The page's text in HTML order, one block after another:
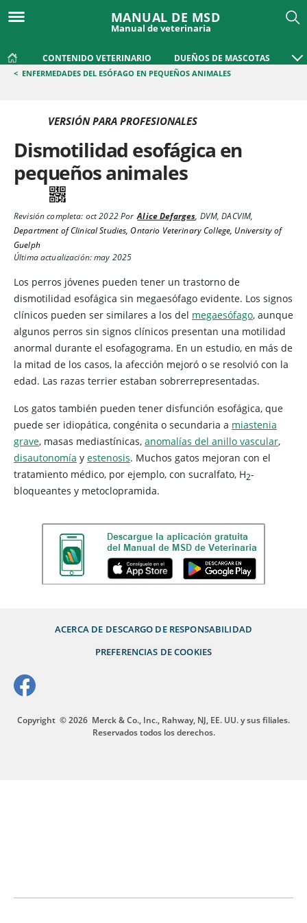
MANUAL DE MSD
Manual de veterinaria
CONTENIDO VETERINARIO DUEÑOS DE MASCOTAS
< ENFERMEDADES DEL ESÓFAGO EN PEQUEÑOS ANIMALES
VERSIÓN PARA PROFESIONALES
Dismotilidad esofágica en
pequeños animales
Revisión completa: oct 2022Por Alice Defarges, DVM, DACVIM,
Department of Clinical Studies, Ontario Veterinary College, University of
Guelph
Última actualización: may 2025
Los perros jóvenes pueden tener un trastorno de
dismotilidad esofágica sin megaesófago evidente. Los signos
clínicos pueden ser similares a los del megaesófago, aunque
algunos perros sin signos clínicos presentan una motilidad
anormal durante el esofagograma. En un estudio, en más de
la mitad de los casos, la afección mejoró o se resolvió con la
edad. Las razas terrier estaban sobrerrepresentadas.
Los gatos también pueden tener disfunción esofágica, que
puede ser idiopática, congénita o secundaria a miastenia
grave, masas mediastínicas, anomalías del anillo vascular,
disautonomía y estenosis. Muchos gatos mejoran con el
tratamiento médico, por ejemplo, con sucralfato, H2-
bloqueantes y metoclopramida.
ACERCA DE DESCARGO DE RESPONSABILIDAD
PREFERENCIAS DE COOKIES
Copyright © 2026 Merck & Co., Inc., Rahway, NJ, EE. UU. y sus filiales.
Reservados todos los derechos.